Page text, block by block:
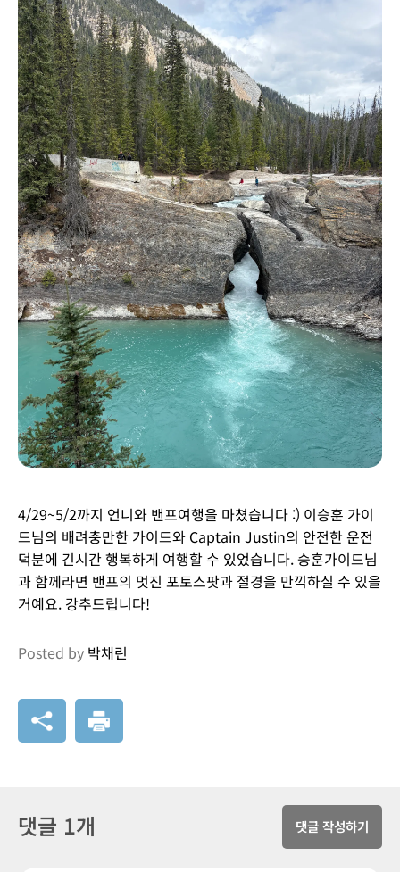
4/29~5/2까지 언니와 밴프여행을 마쳤습니다 :) 이승훈 가이
드님의 배려충만한 가이드와 Captain Justin의 안전한 운전
덕분에 긴시간 행복하게 여행할 수 있었습니다. 승훈가이드님
과 함께라면 밴프의 멋진 포토스팟과 절경을 만끽하실 수 있을
거예요. 강추드립니다!
Posted by 박채린
댓글 1개 댓글 작성하기